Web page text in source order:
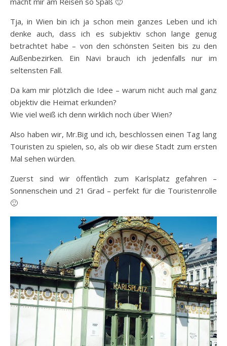
Tja, in Wien bin ich ja schon mein ganzes Leben und ich
denke auch, dass ich es subjektiv schon lange genug
betrachtet habe – von den schönsten Seiten bis zu den
Außenbezirken. Ein Navi brauch ich jedenfalls nur im
seltensten Fall.
Da kam mir plötzlich die Idee – warum nicht auch mal ganz
objektiv die Heimat erkunden?
Wie viel weiß ich denn wirklich noch über Wien?
Also haben wir, Mr.Big und ich, beschlossen einen Tag lang
Touristen zu spielen, so, als ob wir diese Stadt zum ersten
Mal sehen würden.
Zuerst sind wir öffentlich zum Karlsplatz gefahren –
Sonnenschein und 21 Grad – perfekt für die Touristenrolle
🙂